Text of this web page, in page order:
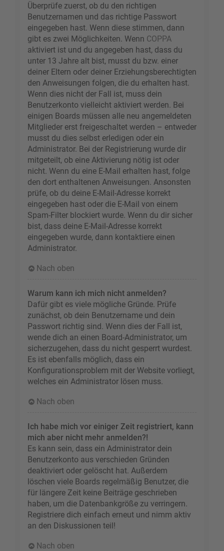
Überprüfe zuerst, ob du den richtigen
Benutzernamen und das richtige Passwort
eingegeben hast. Wenn diese stimmen, dann
gibt es zwei Möglichkeiten. Wenn COPPA
aktiviert ist und du angegeben hast, dass du
unter 13 Jahre alt bist, musst du bzw. einer
deiner Eltern oder deiner Erziehungsberechtigten
den Anweisungen folgen, die du erhalten hast.
Wenn dies nicht der Fall ist, muss dein
Benutzerkonto vielleicht aktiviert werden. Bei
einigen Boards müssen alle neu angemeldeten
Mitglieder erst freigeschaltet werden – entweder
musst du dies selbst erledigen oder ein
Administrator. Bei der Registrierung wurde dir
mitgeteilt, ob eine Aktivierung nötig ist oder
nicht. Wenn du eine E-Mail erhalten hast, folge
den dort enthaltenen Anweisungen. Ansonsten
prüfe, ob du deine E-Mail-Adresse korrekt
eingegeben hast oder die E-Mail von einem
Spam-Filter blockiert wurde. Wenn du dir sicher
bist, dass deine E-Mail-Adresse korrekt
eingegeben wurde, dann kontaktiere einen
Administrator.
Nach oben
Warum kann ich mich nicht anmelden?
Dafür gibt es viele mögliche Gründe. Prüfe
zunächst, ob dein Benutzername und dein
Passwort richtig sind. Wenn dies der Fall ist,
wende dich an einen Board-Administrator, um
sicherzugehen, dass du nicht gesperrt wurdest.
Es ist ebenfalls möglich, dass ein
Konfigurationsproblem mit der Website vorliegt,
welches ein Administrator lösen muss.
Nach oben
Ich habe mich vor einiger Zeit registriert, kann
mich aber nicht mehr anmelden?!
Es kann sein, dass ein Administrator dein
Benutzerkonto aus verschieden Gründen
deaktiviert oder gelöscht hat. Außerdem
löschen viele Boards regelmäßig Benutzer, die
für längere Zeit keine Beiträge geschrieben
haben, um die Datenbankgröße zu verringern.
Registriere dich einfach erneut und nimm aktiv
an den Diskussionen teil!
Nach oben